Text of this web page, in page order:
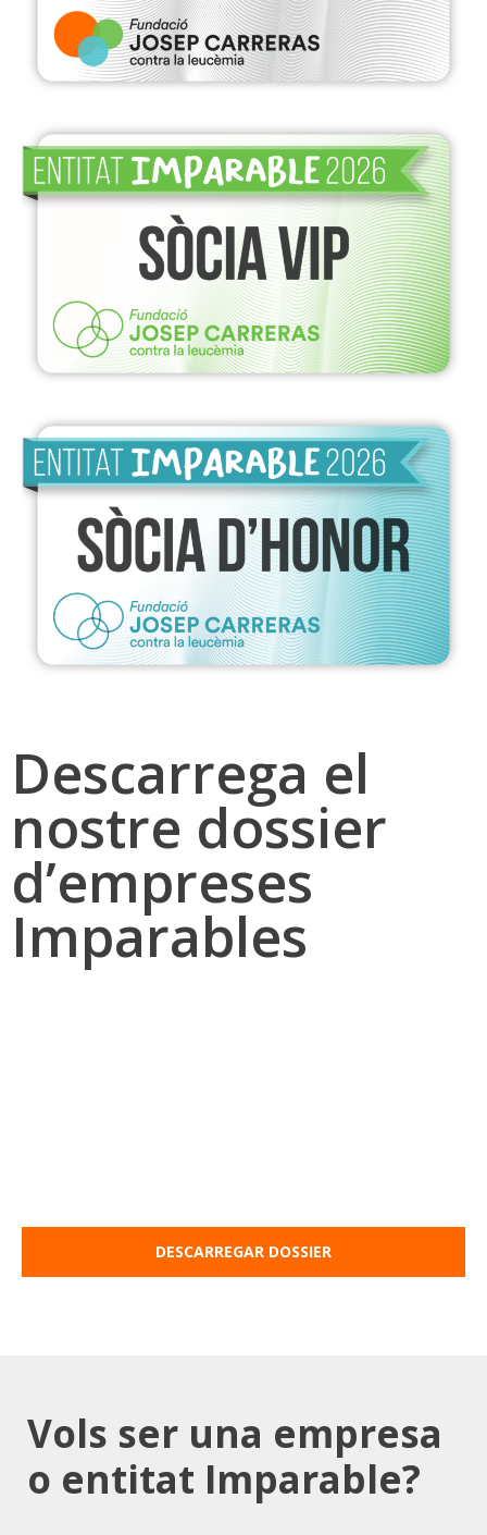
Descarrega el
nostre dossier
d’empreses
Imparables
DESCARREGAR DOSSIER
Vols ser una empresa
o entitat Imparable?